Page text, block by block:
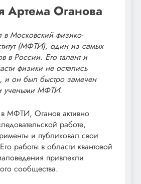
Артема Оганова
в Московский физико-
(МФТИ), один из самых
в России. Его талант и
физики не остались
и он был быстро замечен
учеными МФТИ.
МФТИ, Оганов активно
работе,
и публиковал свои
работы в области квантовой
привлекли
сообщества.